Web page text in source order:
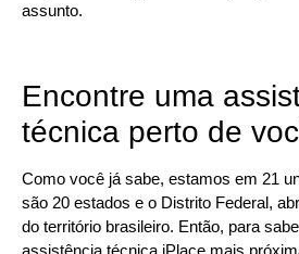
assunto.
Encontre uma
técnica perto de
Como você já sabe, estamos em 21
são 20 estados e o Distrito Federal,
do território brasileiro. Então, para
assistência técnica iPlace mais